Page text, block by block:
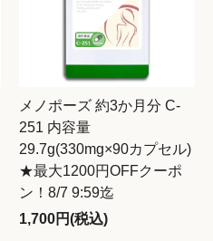
メノポーズ 約3か月分 C-
251 内容量
29.7g(330mg×90カプセル)
★最大1200円OFFクーポ
ン！8/7 9:59迄
1,700円(税込)